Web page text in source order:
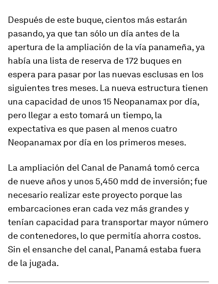
Después de este buque, cientos más estarán
pasando, ya que tan sólo un día antes de la
apertura de la ampliación de la vía panameña, ya
había una lista de reserva de 172 buques en
espera para pasar por las nuevas esclusas en los
siguientes tres meses. La nueva estructura tienen
una capacidad de unos 15 Neopanamax por día,
pero llegar a esto tomará un tiempo, la
expectativa es que pasen al menos cuatro
Neopanamax por día en los primeros meses.
La ampliación del Canal de Panamá tomó cerca
de nueve años y unos 5,450 mdd de inversión; fue
necesario realizar este proyecto porque las
embarcaciones eran cada vez más grandes y
tenían capacidad para transportar mayor número
de contenedores, lo que permitía ahorra costos.
Sin el ensanche del canal, Panamá estaba fuera
de la jugada.